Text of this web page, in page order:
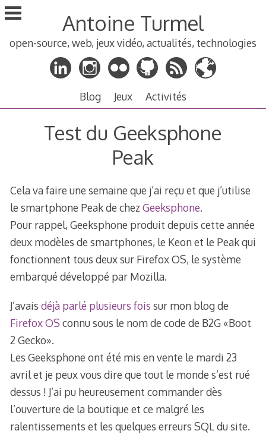
Aller
au
principal
Antoine Turmel
open-source, web, jeux vidéo, actualités, technologies
Blog Jeux Activités
Test du Geeksphone
Peak
Cela va faire une semaine que j’ai reçu et que j’utilise
le smartphone Peak de chez Geeksphone.
Pour rappel, Geeksphone produit depuis cette année
deux modèles de smartphones, le Keon et le Peak qui
fonctionnent tous deux sur Firefox OS, le système
embarqué développé par Mozilla.
J’avais déjà parlé plusieurs fois sur mon blog de
Firefox OS connu sous le nom de code de B2G «Boot
2 Gecko».
Les Geeksphone ont été mis en vente le mardi 23
avril et je peux vous dire que tout le monde s’est rué
dessus ! J’ai pu heureusement commander dès
l’ouverture de la boutique et ce malgré les
ralentissements et les quelques erreurs SQL du site.